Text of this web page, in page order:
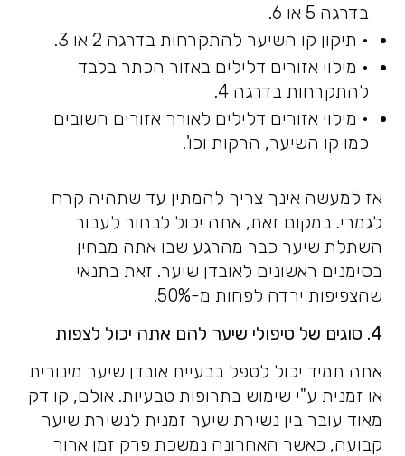
בדרגה 5 או 6.
• תיקון קו השיער להתקרחות בדרגה 2 או 3.
• מילוי אזורים דלילים באזור הכתר בלבד
להתקרחות בדרגה 4.
• מילוי אזורים דלילים לאורך אזורים חשובים
כמו קו השיער, הרקות וכו'.
אז למעשה אינך צריך להמתין עד שתהיה קרח
לגמרי. במקום זאת, אתה יכול לבחור לעבור
השתלת שיער כבר מהרגע שבו אתה מבחין
בסימנים ראשונים לאובדן שיער. זאת בתנאי
שהצפיפות ירדה לפחות מ-50%.
4. סוגים של טיפולי שיער להם אתה יכול לצפות
אתה תמיד יכול לטפל בבעיית אובדן שיער מינורית
או זמנית ע"י שימוש בתרופות טבעיות. אולם, קו דק
מאוד עובר בין נשירת שיער זמנית לנשירת שיער
קבועה, כאשר האחרונה נמשכת פרק זמן ארוך